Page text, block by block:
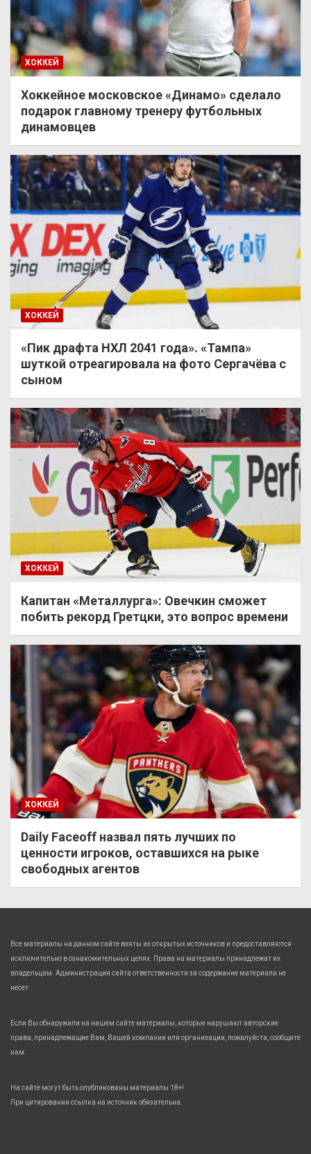
ХОККЕЙ
Хоккейное московское «Динамо» сделало
подарок главному тренеру футбольных
динамовцев
ХОККЕЙ
«Пик драфта НХЛ 2041 года». «Тампа»
шуткой отреагировала на фото Сергачёва с
сыном
ХОККЕЙ
Капитан «Металлурга»: Овечкин сможет
побить рекорд Гретцки, это вопрос времени
ХОККЕЙ
Daily Faceoff назвал пять лучших по
ценности игроков, оставшихся на рыке
свободных агентов
Все материалы на данном сайте взяты из открытых источников и предоставляются
исключительно в ознакомительных целях. Права на материалы принадлежат их
владельцам. Администрация сайта ответственности за содержание материала не
несет.
Если Вы обнаружили на нашем сайте материалы, которые нарушают авторские
права, принадлежащие Вам, Вашей компании или организации, пожалуйста, сообщите
нам.
На сайте могут быть опубликованы материалы 18+!
При цитировании ссылка на источник обязательна.